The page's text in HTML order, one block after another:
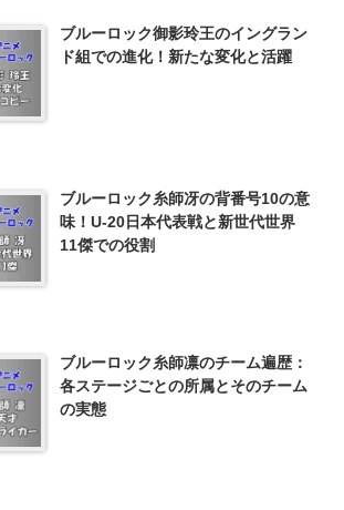
ブルーロック御影玲王のイングラン
ド組での進化！新たな変化と活躍
ブルーロック糸師冴の背番号10の意
味！U-20日本代表戦と新世代世界
11傑での役割
ブルーロック糸師凛のチーム遍歴：
各ステージごとの所属とそのチーム
の実態